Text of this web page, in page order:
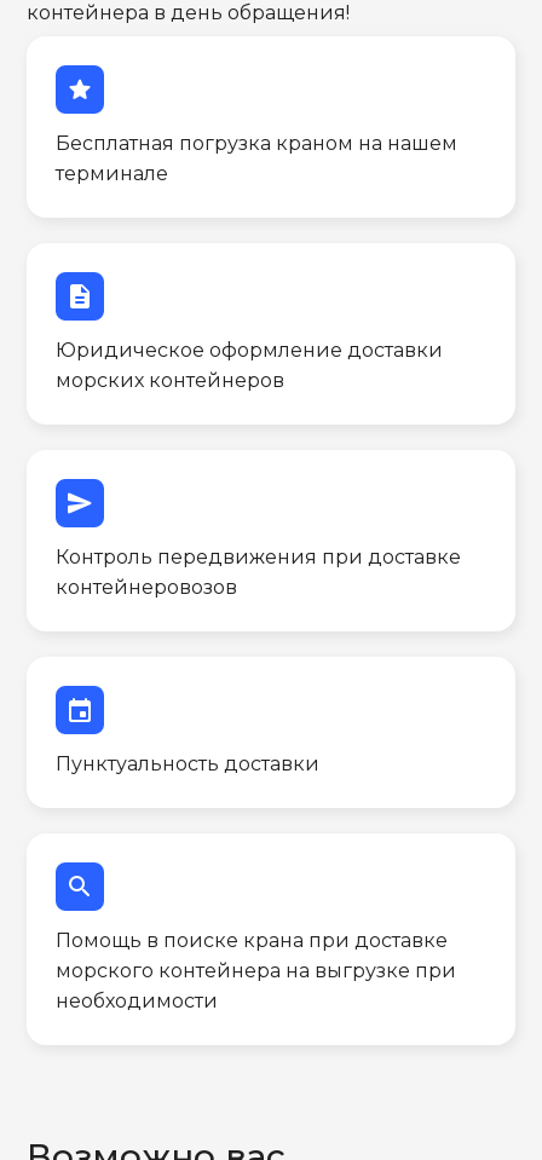
контейнера в день обращения!
star
Бесплатная погрузка краном на нашем
терминале
description
Юридическое оформление доставки
морских контейнеров
send
Контроль передвижения при доставке
контейнеровозов
event
Пунктуальность доставки
search
Помощь в поиске крана при доставке
морского контейнера на выгрузке при
необходимости